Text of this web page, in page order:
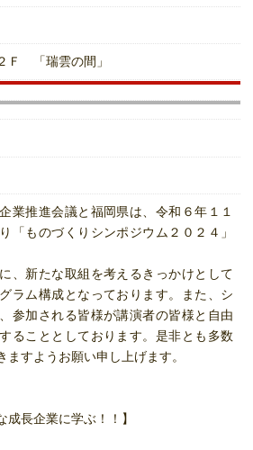
Ｆ 「瑞雲の間」
業推進会議と福岡県は、令和６年１１
「ものづくりシンポジウム２０２４」
、新たな取組を考えるきっかけとして
ラム構成となっております。また、シ
参加される皆様が講演者の皆様と自由
ることとしております。是非とも多数
すようお願い申し上げます。
成長企業に学ぶ！！】